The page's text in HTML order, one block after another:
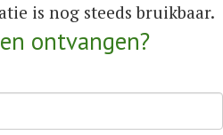
is nog steeds bruikbaar.
ontvangen?